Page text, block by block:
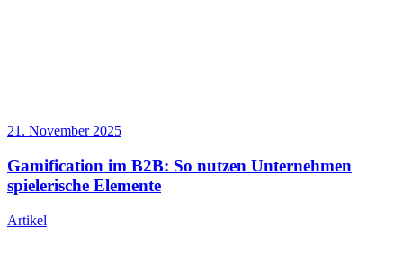
21. November 2025
Gamification im B2B: So nutzen Unternehmen
spielerische Elemente
Artikel